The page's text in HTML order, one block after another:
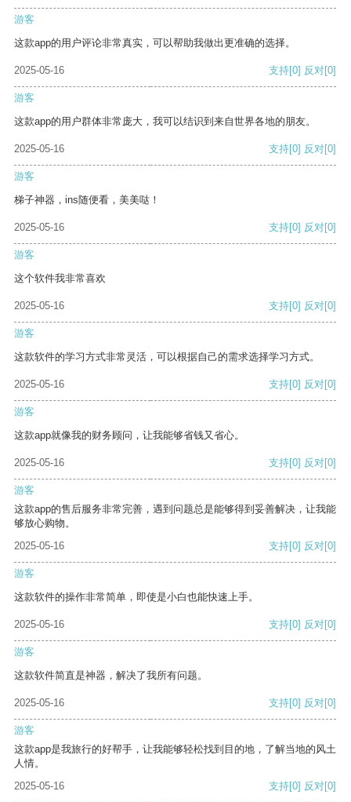
游客
这款app的用户评论非常真实，可以帮助我做出更准确的选择。
2025-05-16 支持[0] 反对[0]
游客
这款app的用户群体非常庞大，我可以结识到来自世界各地的朋友。
2025-05-16 支持[0] 反对[0]
游客
梯子神器，ins随便看，美美哒！
2025-05-16 支持[0] 反对[0]
游客
这个软件我非常喜欢
2025-05-16 支持[0] 反对[0]
游客
这款软件的学习方式非常灵活，可以根据自己的需求选择学习方式。
2025-05-16 支持[0] 反对[0]
游客
这款app就像我的财务顾问，让我能够省钱又省心。
2025-05-16 支持[0] 反对[0]
游客
这款app的售后服务非常完善，遇到问题总是能够得到妥善解决，让我能
够放心购物。
2025-05-16
支持[0] 反对[0]
游客
这款软件的操作非常简单，即使是小白也能快速上手。
2025-05-16 支持[0] 反对[0]
游客
这款软件简直是神器，解决了我所有问题。
2025-05-16 支持[0] 反对[0]
游客
这款app是我旅行的好帮手，让我能够轻松找到目的地，了解当地的风土
人情。
2025-05-16
支持[0] 反对[0]